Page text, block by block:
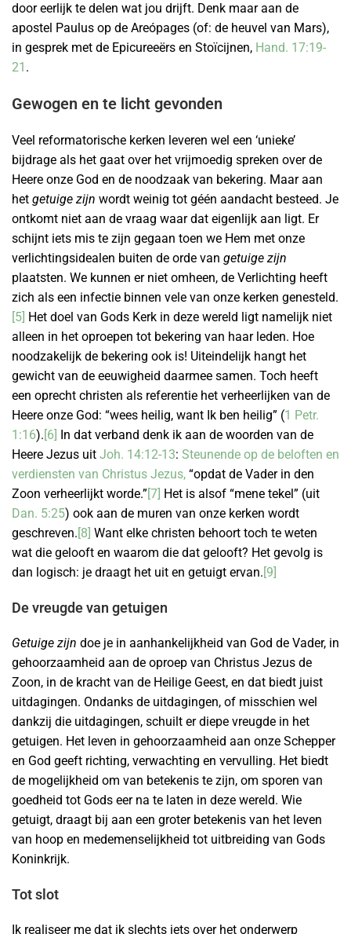
door eerlijk te delen wat jou drijft. Denk maar aan de
apostel Paulus op de Areópages (of: de heuvel van Mars),
in gesprek met de Epicureeërs en Stoïcijnen, Hand. 17:19-
21 .
Gewogen en te licht gevonden
Veel reformatorische kerken leveren wel een ‘unieke’
bijdrage als het gaat over het vrijmoedig spreken over de
Heere onze God en de noodzaak van bekering. Maar aan
het getuige zijn wordt weinig tot géén aandacht besteed. Je
ontkomt niet aan de vraag waar dat eigenlijk aan ligt. Er
schijnt iets mis te zijn gegaan toen we Hem met onze
verlichtingsidealen buiten de orde van getuige zijn
plaatsten. We kunnen er niet omheen, de Verlichting heeft
zich als een infectie binnen vele van onze kerken genesteld.
[5] Het doel van Gods Kerk in deze wereld ligt namelijk niet
alleen in het oproepen tot bekering van haar leden. Hoe
noodzakelijk de bekering ook is! Uiteindelijk hangt het
gewicht van de eeuwigheid daarmee samen. Toch heeft
een oprecht christen als referentie het verheerlijken van de
Heere onze God: “wees heilig, want Ik ben heilig” (1 Petr.
1:16).[6] In dat verband denk ik aan de woorden van de
Heere Jezus uit Joh. 14:12-13: Steunende op de beloften en
verdiensten van Christus Jezus, “opdat de Vader in den
Zoon verheerlijkt worde.”[7] Het is alsof “mene tekel” (uit
Dan. 5:25) ook aan de muren van onze kerken wordt
geschreven.[8] Want elke christen behoort toch te weten
wat die gelooft en waarom die dat gelooft? Het gevolg is
dan logisch: je draagt het uit en getuigt ervan.[9]
De vreugde van getuigen
Getuige zijn doe je in aanhankelijkheid van God de Vader, in
gehoorzaamheid aan de oproep van Christus Jezus de
Zoon, in de kracht van de Heilige Geest, en dat biedt juist
uitdagingen. Ondanks de uitdagingen, of misschien wel
dankzij die uitdagingen, schuilt er diepe vreugde in het
getuigen. Het leven in gehoorzaamheid aan onze Schepper
en God geeft richting, verwachting en vervulling. Het biedt
de mogelijkheid om van betekenis te zijn, om sporen van
goedheid tot Gods eer na te laten in deze wereld. Wie
getuigt, draagt bij aan een groter betekenis van het leven
van hoop en medemenselijkheid tot uitbreiding van Gods
Koninkrijk.
Tot slot
Ik realiseer me dat ik slechts iets over het onderwerp